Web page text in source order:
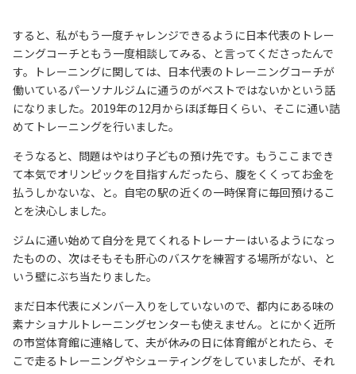
すると、私がもう一度チャレンジできるように日本代表のトレー
ニングコーチともう一度相談してみる、と言ってくださったんで
す。トレーニングに関しては、日本代表のトレーニングコーチが
働いているパーソナルジムに通うのがベストではないかという話
になりました。2019年の12月からほぼ毎日くらい、そこに通い詰
めてトレーニングを行いました。
そうなると、問題はやはり子どもの預け先です。もうここまでき
て本気でオリンピックを目指すんだったら、腹をくくってお金を
払うしかないな、と。自宅の駅の近くの一時保育に毎回預けるこ
とを決心しました。
ジムに通い始めて自分を見てくれるトレーナーはいるようになっ
たものの、次はそもそも肝心のバスケを練習する場所がない、と
いう壁にぶち当たりました。
まだ日本代表にメンバー入りをしていないので、都内にある味の
素ナショナルトレーニングセンターも使えません。とにかく近所
の市営体育館に連絡して、夫が休みの日に体育館がとれたら、そ
こで走るトレーニングやシューティングをしていましたが、それ